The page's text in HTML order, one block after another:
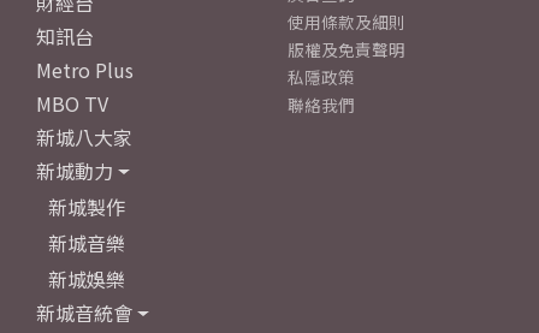
知訊台
Metro Plus
MBO TV
新城八大家
新城動力
新城製作
新城音樂
新城娛樂
新城音統會
使用條款及細則
版權及免責聲明
私隱政策
聯絡我們